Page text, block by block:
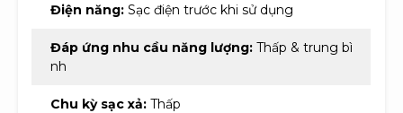
Điện năng: Sạc điện trước khi sử dụng
Đáp ứng nhu cầu năng lượng: Thấp & trung bì
nh
Chu kỳ sạc xả: Thấp